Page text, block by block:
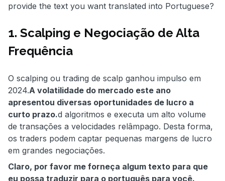
provide the text you want translated into Portuguese?
1. Scalping e Negociação de Alta
Frequência
O scalping ou trading de scalp ganhou impulso em
2024.A volatilidade do mercado este ano
apresentou diversas oportunidades de lucro a
curto prazo.d algoritmos e executa um alto volume
de transações a velocidades relâmpago. Desta forma,
os traders podem captar pequenas margens de lucro
em grandes negociações.
Claro, por favor me forneça algum texto para que
eu possa traduzir para o português para você.